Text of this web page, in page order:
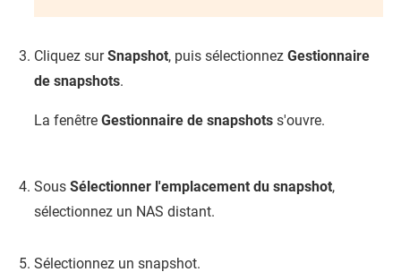
Cliquez surSnapshot, puis sélectionnez Gestionnaire
de snapshots.
La fenêtre Gestionnaire de snapshots s'ouvre.
Sous Sélectionner l'emplacement du snapshot,
sélectionnez un NAS distant.
Sélectionnez un snapshot.